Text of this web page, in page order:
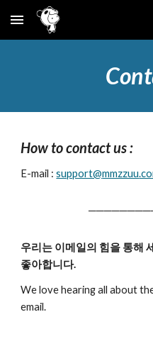
Skip to main content
How to contact us :
E-mail : support@mmzzuu
우리는 이메일의 힘을 통해
좋아합니다.
We love hearing all about
email.